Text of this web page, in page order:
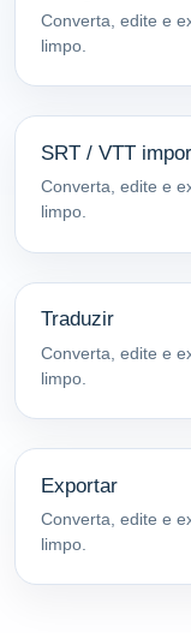
Converta, edite e
limpo.
SRT / VTT
Converta, edite e
limpo.
Traduzir
Converta, edite e
limpo.
Exportar
Converta, edite e
limpo.